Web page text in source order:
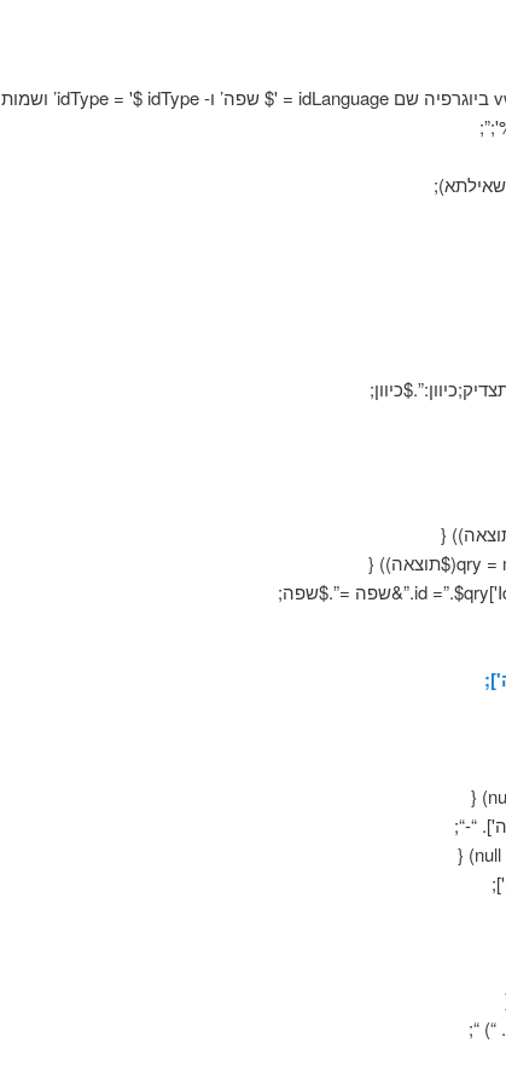
$שאילתה =”בחר * מתוך vw ביוגרפיה שם idLanguage = '$ שפה’ ו- idType = '$ idType’ ושמות